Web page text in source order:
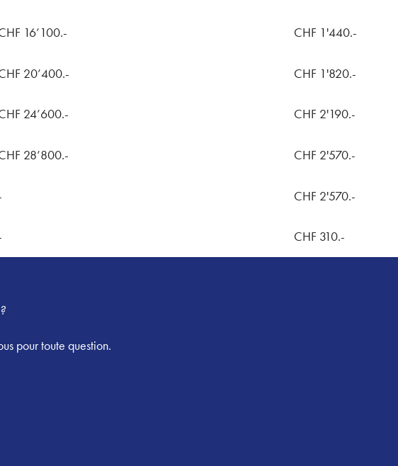
16’100.- CHF 1'440.-
20’400.- CHF 1'820.-
24’600.- CHF 2'190.-
28’800.- CHF 2'570.-
CHF 2'570.-
CHF 310.-
pour toute question.